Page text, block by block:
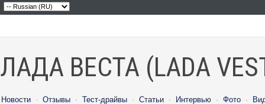
ЛАДА ВЕСТА (LADA
Новости · Отзывы · Тест-драйвы · Статьи · Интервью · Фото ·